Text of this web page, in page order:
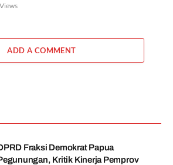
Views
ADD A COMMENT
Fraksi Demokrat Papua
Kritik Kinerja Pemprov